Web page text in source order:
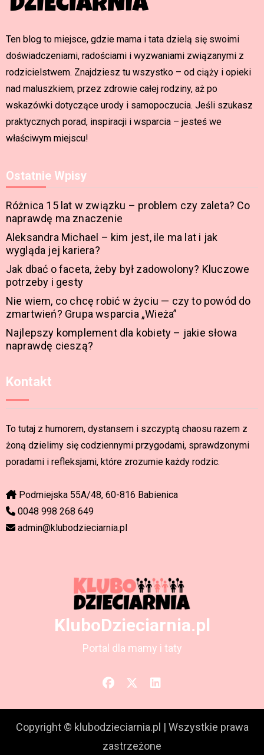
Ten blog to miejsce, gdzie mama i tata dzielą się swoimi
doświadczeniami, radościami i wyzwaniami związanymi z
rodzicielstwem. Znajdziesz tu wszystko – od ciąży i opieki
nad maluszkiem, przez zdrowie całej rodziny, aż po
wskazówki dotyczące urody i samopoczucia. Jeśli szukasz
praktycznych porad, inspiracji i wsparcia – jesteś we
właściwym miejscu!
Ostatnie Wpisy
Różnica 15 lat w związku – problem czy zaleta? Co
naprawdę ma znaczenie
Aleksandra Michael – kim jest, ile ma lat i jak
wygląda jej kariera?
Jak dbać o faceta, żeby był zadowolony? Kluczowe
potrzeby i gesty
Nie wiem, co chcę robić w życiu — czy to powód do
zmartwień? Grupa wsparcia „Wieża”
Najlepszy komplement dla kobiety – jakie słowa
naprawdę cieszą?
Kontakt
To tutaj z humorem, dystansem i szczyptą chaosu razem z
żoną dzielimy się codziennymi przygodami, sprawdzonymi
poradami i refleksjami, które zrozumie każdy rodzic.
Podmiejska 55A/48, 60-816 Babienica
0048 998 268 649
admin@klubodzieciarnia.pl
KluboDzieciarnia.pl
Portal dla mamy i taty
Copyright © klubodzieciarnia.pl | Wszystkie prawa
zastrzeżone